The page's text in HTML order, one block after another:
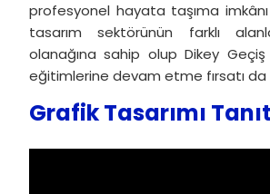
profesyonel hayata taşıma
tasarım sektörünün farklı
olanağına sahip olup Dikey Geçiş
eğitimlerine devam etme fırsatı
Grafik Tasarımı